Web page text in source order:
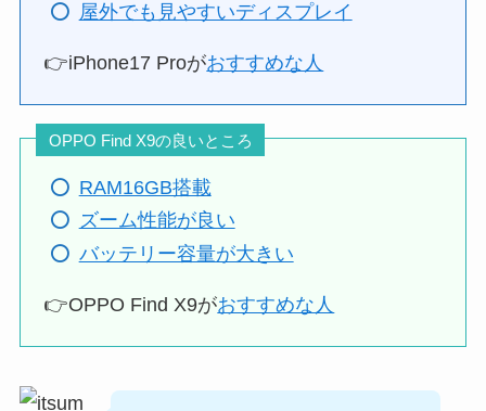
屋外でも見やすいディスプレイ
👉iPhone17 Proがおすすめな人
OPPO Find X9の良いところ
RAM16GB搭載
ズーム性能が良い
バッテリー容量が大きい
👉OPPO Find X9がおすすめな人